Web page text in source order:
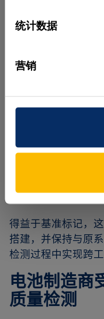
统计数据
营销
机器视觉
MVTec HALCON
件，确保图像数据
产环境下，也能够
借助 MVTec
用的定制化系统，
markers）。通过
的清晰度、亮度、
求，使客户能够轻
得益于基准标记，
搭建，并保持与原
检测过程中实现跨
电池制造商
质量检测